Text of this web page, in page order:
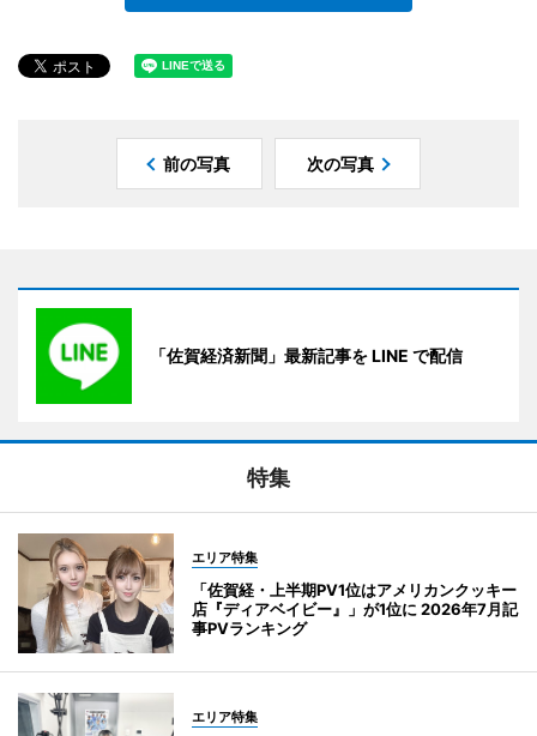
前の写真 次の写真
「佐賀経済新聞」最新記事を LINE で配信
特集
エリア特集
「佐賀経・上半期PV1位はアメリカンクッキー
店『ディアベイビー』」が1位に 2026年7月記
事PVランキング
エリア特集